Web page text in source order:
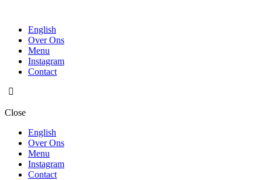
English
Over Ons
Menu
Instagram
Contact
Close
English
Over Ons
Menu
Instagram
Contact